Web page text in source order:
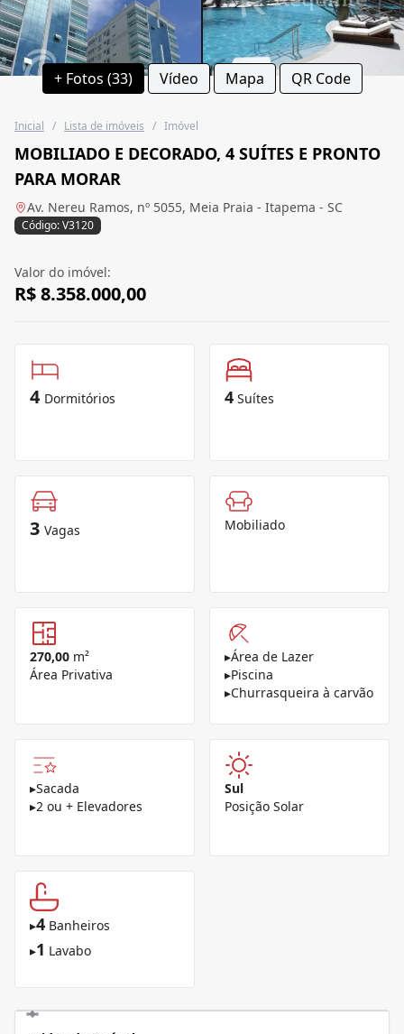
+ Fotos (33) Vídeo Mapa QR Code
Inicial / Lista de imóveis / Imóvel
MOBILIADO E DECORADO, 4 SUÍTES E PRONTO
PARA MORAR
Av. Nereu Ramos, nº 5055, Meia Praia - Itapema - SC
Código: V3120
Valor do imóvel:
R$ 8.358.000,00
4 Dormitórios 4 Suítes
3 Vagas Mobiliado
270,00 m²
Área Privativa
▸Área de Lazer
▸Piscina
▸Churrasqueira à carvão
▸Sacada
▸2 ou + Elevadores
Sul
Posição Solar
▸4 Banheiros
▸1 Lavabo